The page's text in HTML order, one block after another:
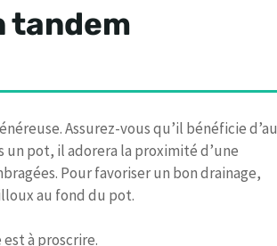
tandem
Assurez-vous qu’il bénéficie d’au
pot, il adorera la proximité d’une
Pour favoriser un bon drainage,
au fond du pot.
à proscrire.